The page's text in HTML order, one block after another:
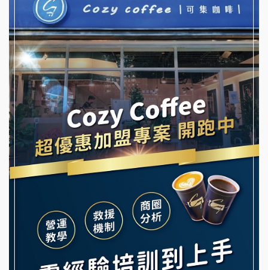
潮鍋癮加盟說明會
蓁伙烤倆吃加盟說明會
霏等茶加盟說明會
早安山丘加盟說明會
冰封仙果加盟說明會
Ramble Café 漫步藍咖啡加盟說明會
微風亭鐵板燒加盟說明會
鮮茶道加盟說明會
冬城門加盟說明會
拾鑶火鍋加盟說明會
阿性情趣無人販售所加盟明會
龍涎居好湯加盟說明會
舒油頭加盟說明會
韓金量加盟說明會
義氣豐發雞加盟說明會
Mr.Wish加盟說明會